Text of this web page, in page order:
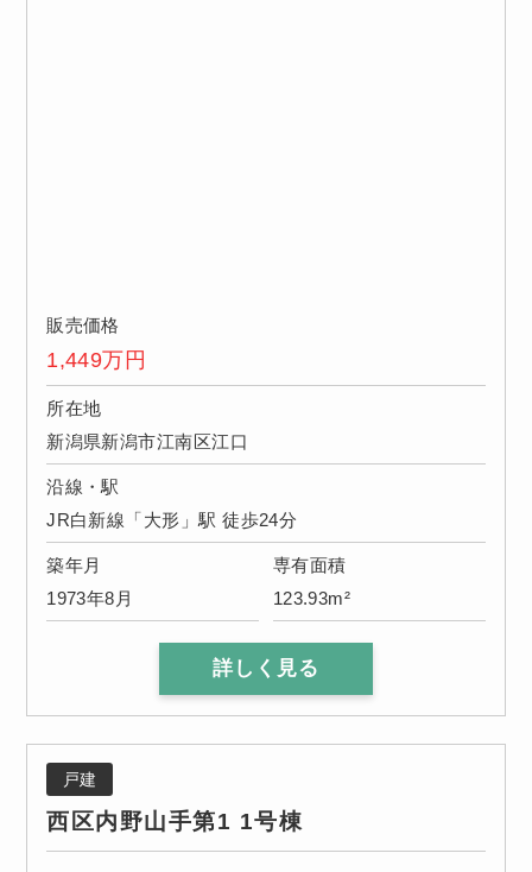
販売価格
1,449万円
所在地
新潟県新潟市江南区江口
沿線・駅
JR白新線「大形」駅 徒歩24分
築年月
1973年8月
専有面積
123.93m²
詳しく見る
戸建
西区内野山手第1 1号棟